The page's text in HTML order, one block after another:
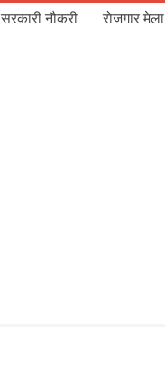
सरकारी नौकरी रोजगार मेला